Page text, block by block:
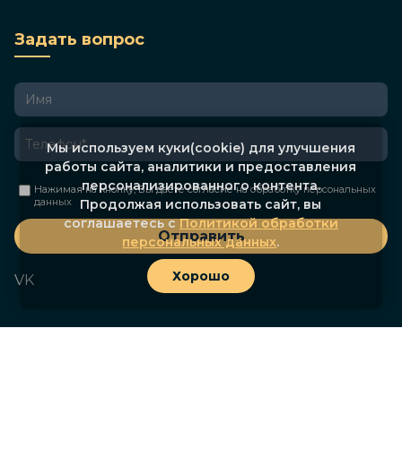
Задать вопрос
Нажимая на кнопку, Вы даете согласие наобработку персональных
данных
Отправить
VK
Мы используем куки(cookie) для улучшения
работы сайта, аналитики и предоставления
персонализированного контента.
Продолжая использовать сайт, вы
соглашаетесь сПолитикой обработки
персональных данных.
Хорошо